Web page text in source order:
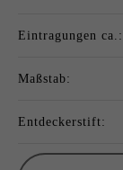
Eintragungen ca.:
Maßstab:
Entdeckerstift: